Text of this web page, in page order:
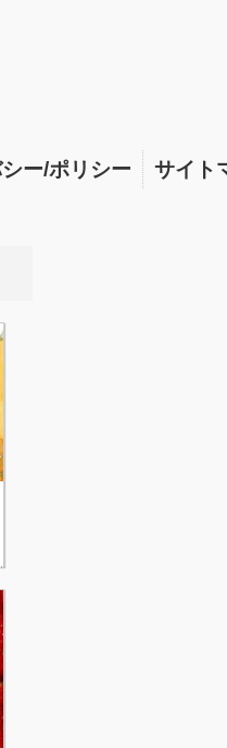
ー/ポリシー サイト